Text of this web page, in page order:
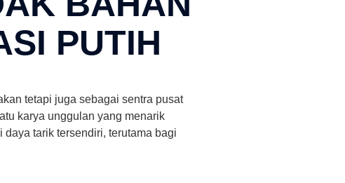
PUTIH
tetapi juga sebagai sentra pusat
karya unggulan yang menarik
tarik tersendiri, terutama bagi